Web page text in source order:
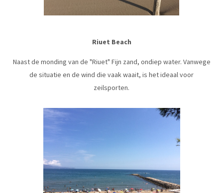
Riuet Beach
Naast de monding van de "Riuet" Fijn zand, ondiep water. Vanwege
de situatie en de wind die vaak waait, is het ideaal voor
zeilsporten.